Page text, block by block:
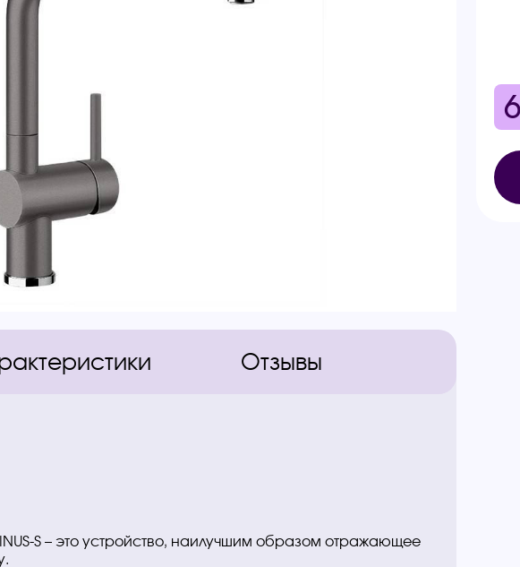
Отзывы
S – это устройство, наилучшим образом отражающее